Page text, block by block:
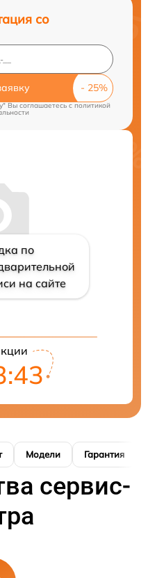
со
Вы соглашаетесь c политикой
по
на сайте
Модели Гарантия
сервис-